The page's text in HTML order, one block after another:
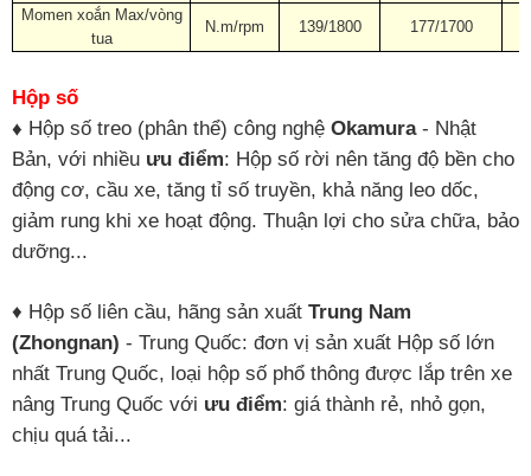
Momen xoắn Max/vòng
tua
N.m/rpm 139/1800 177/1700
Hộp số
♦ Hộp số treo (phân thể) công nghệ Okamura- Nhật
Bản, với nhiều ưu điểm: Hộp số rời nên tăng độ bền cho
động cơ, cầu xe, tăng tỉ số truyền, khả năng leo dốc,
giảm rung khi xe hoạt động. Thuận lợi cho sửa chữa, bảo
dưỡng...
♦ Hộp số liên cầu, hãng sản xuất Trung Nam
(Zhongnan) - Trung Quốc: đơn vị sản xuất Hộp số lớn
nhất Trung Quốc, loại hộp số phổ thông được lắp trên xe
nâng Trung Quốc với ưu điểm: giá thành rẻ, nhỏ gọn,
chịu quá tải...